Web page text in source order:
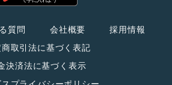
質問 会社概要
採用情報
取引法に基づく表記
決済法に基づく表示